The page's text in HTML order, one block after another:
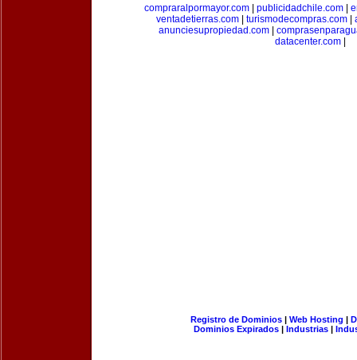
compraralpormayor.com| publicidadchile.com|
ventadetierras.com
turismodecompras.com
anunciesupropiedad.com|
datacenter.com|
Registro de Dominios| Web Hosting |
Dominios Expirados | Industrias |